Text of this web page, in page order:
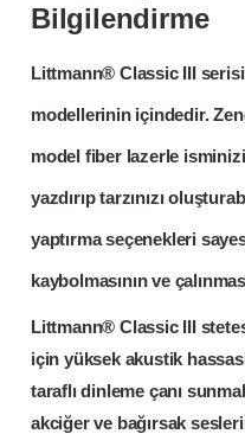
Bilgilendirme
Littmann® Classic III
modellerinin içindedir.
model fiber lazerle
yazdırıp tarzınızı
yaptırma seçenekleri
kaybolmasının ve
Littmann® Classic III
için yüksek akustik
taraflı dinleme çanı
akciğer ve bağırsak